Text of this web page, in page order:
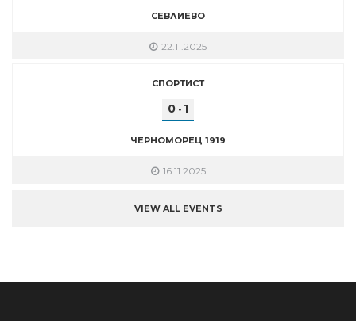
СЕВЛИЕВО
22.11.2025
СПОРТИСТ
0 - 1
ЧЕРНОМОРЕЦ 1919
16.11.2025
VIEW ALL EVENTS